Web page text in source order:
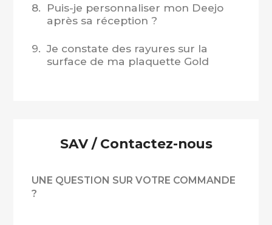
SAV / Contactez-nous
UNE QUESTION SUR VOTRE COMMANDE
?
8.
Puis-je personnaliser mon Deejo
après sa réception ?
9. Je constate des rayures sur la
surface de ma plaquette Gold